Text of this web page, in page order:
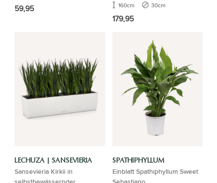
59,95 160cm 30cm
179,95
LECHUZA | SANSEVIERIA
Sansevieria Kirkii in
SPATHIPHYLLUM
Einblatt Spathiphyllum Sweet